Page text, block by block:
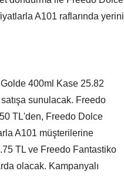
A101 raflarında yerini
400ml Kase 25.82
sunulacak. Freedo
TL'den, Freedo Dolce
A101 müşterilerine
TL ve Freedo Fantastiko
olacak. Kampanyalı